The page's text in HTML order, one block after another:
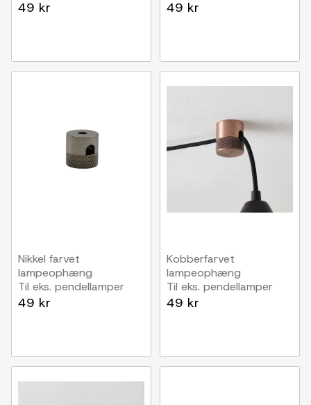
49 kr 49 kr
Nikkel farvet
lampeophæng
Til eks. pendellamper
49 kr
Kobberfarvet
lampeophæng
Til eks. pendellamper
49 kr